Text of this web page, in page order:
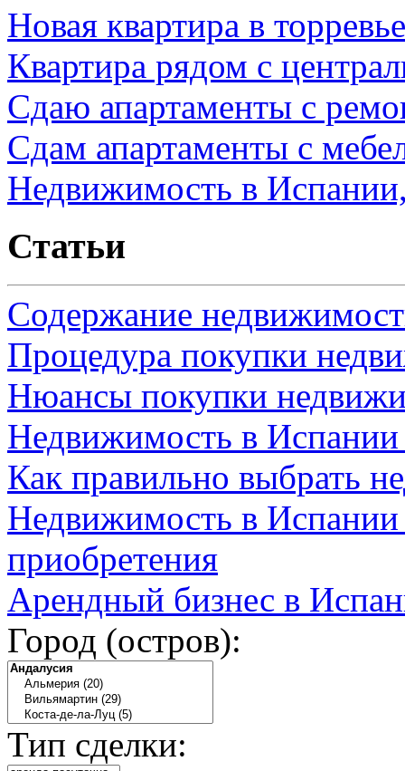
Новая квартира в
Квартира рядом с
Сдаю апартаменты с
Сдам апартаменты с
Недвижимость в
Статьи
Содержание
Процедура покупки
Нюансы покупки
Недвижимость в
Как правильно выбрать
Недвижимость в Испании
приобретения
Арендный бизнес в
Город (остров):
Тип сделки: